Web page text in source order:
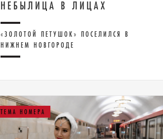
НЕБЫЛИЦА В ЛИЦАХ
«ЗОЛОТОЙ ПЕТУШОК» ПОСЕЛИЛСЯ В
НИЖНЕМ НОВГОРОДЕ
ТЕМА НОМЕРА